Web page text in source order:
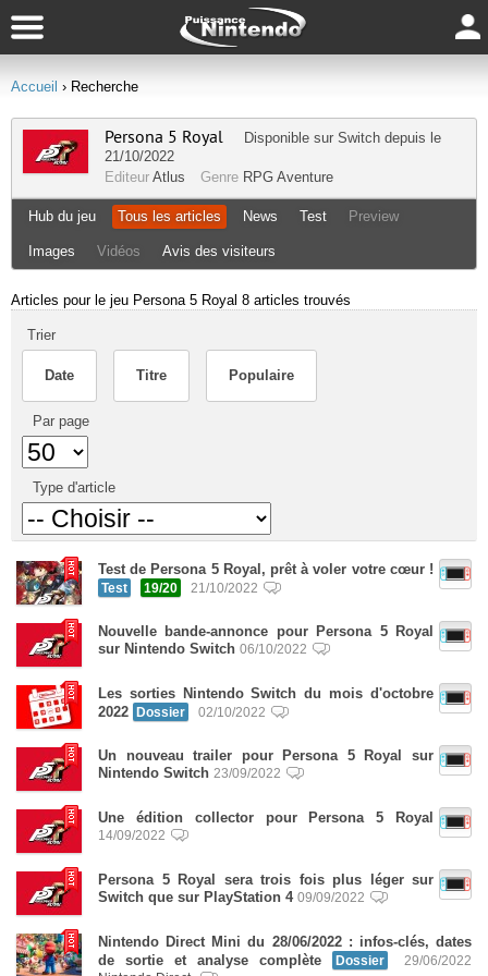
Accueil › Recherche
Persona 5 Royal Disponible sur Switch depuis le
21/10/2022
Editeur Atlus Genre RPG Aventure
Hub du jeu Tous les articles News Test Preview
Images Vidéos Avis des visiteurs
Articles pour le jeu Persona 5 Royal 8 articles trouvés
Trier
Date Titre Populaire
Par page
Type d'article
Test de Persona 5 Royal, prêt à voler votre cœur !
Test 19/20 21/10/2022
Nouvelle bande-annonce pour Persona 5 Royal
sur Nintendo Switch 06/10/2022
Les sorties Nintendo Switch du mois d'octobre
2022 Dossier 02/10/2022
Un nouveau trailer pour Persona 5 Royal sur
Nintendo Switch 23/09/2022
Une édition collector pour Persona 5 Royal
14/09/2022
Persona 5 Royal sera trois fois plus léger sur
Switch que sur PlayStation 4 09/09/2022
Nintendo Direct Mini du 28/06/2022 : infos-clés, dates
de sortie et analyse complète
Dossier
29/06/2022